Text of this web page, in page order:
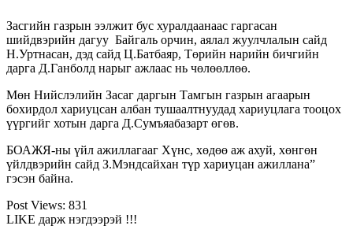
Засгийн газрын ээлжит бус хуралдаанаас гаргасан
шийдвэрийн дагуу Байгаль орчин, аялал жуулчлалын сайд
Н.Уртнасан, дэд сайд Ц.Батбаяр, Төрийн нарийн бичгийн
дарга Д.Ганболд нарыг ажлаас нь чөлөөллөө.
Мөн Нийслэлийн Засаг даргын Тамгын газрын агаарын
бохирдол хариуцсан албан тушаалтнуудад хариуцлага тооцох
үүргийг хотын дарга Д.Сумъяабазарт өгөв.
БОАЖЯ-ны үйл ажиллагааг Хүнс, хөдөө аж ахуй, хөнгөн
үйлдвэрийн сайд З.Мэндсайхан түр хариуцан ажиллана”
гэсэн байна.
Post Views: 831
LIKE дарж нэгдээрэй !!!